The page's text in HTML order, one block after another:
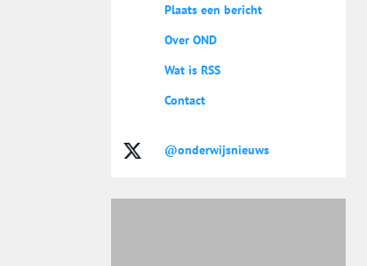
Plaats een bericht
Over OND
Wat is RSS
Contact
@onderwijsnieuws